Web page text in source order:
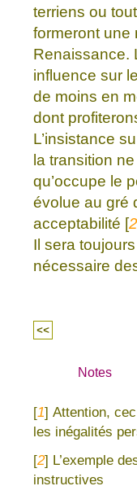
terriens ou
formeront une
Renaissance.
influence sur
de moins en
dont
L’insistance
la transition
qu’occupe le
évolue au gré
acceptabilité [2
Il sera
nécessaire
<<
Notes
[1] Attention,
les inégalités
[2] L’exemple
instructives